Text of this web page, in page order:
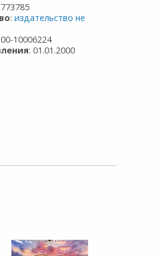
:издательство не
10006224
: 01.01.2000